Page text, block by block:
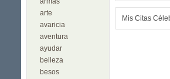
arte
avaricia
aventura
ayudar
belleza
besos
Mis Citas